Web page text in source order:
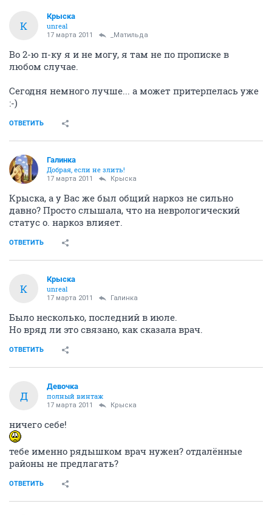
К
Крыска
unreal
17 марта 2011 _Матильда
Во 2-ю п-ку я и не могу, я там не по прописке в
любом случае.
Сегодня немного лучше... а может притерпелась уже
:-)
ОТВЕТИТЬ
Галинка
Добрая, если не злить!
17 марта 2011 Крыска
Крыска, а у Вас же был общий наркоз не сильно
давно? Просто слышала, что на неврологический
статус о. наркоз влияет.
ОТВЕТИТЬ
К
Крыска
unreal
17 марта 2011 Галинка
Было несколько, последний в июле.
Но вряд ли это связано, как сказала врач.
ОТВЕТИТЬ
Д
Девочка
полный винтаж
17 марта 2011 Крыска
ничего себе!
тебе именно рядышком врач нужен? отдалённые
районы не предлагать?
ОТВЕТИТЬ